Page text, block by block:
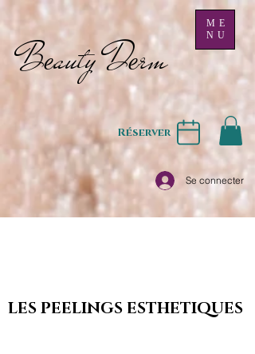
Beauty Derm
ME
NU
Se connecter
Réserver
LES PEELINGS ESTHETIQUES